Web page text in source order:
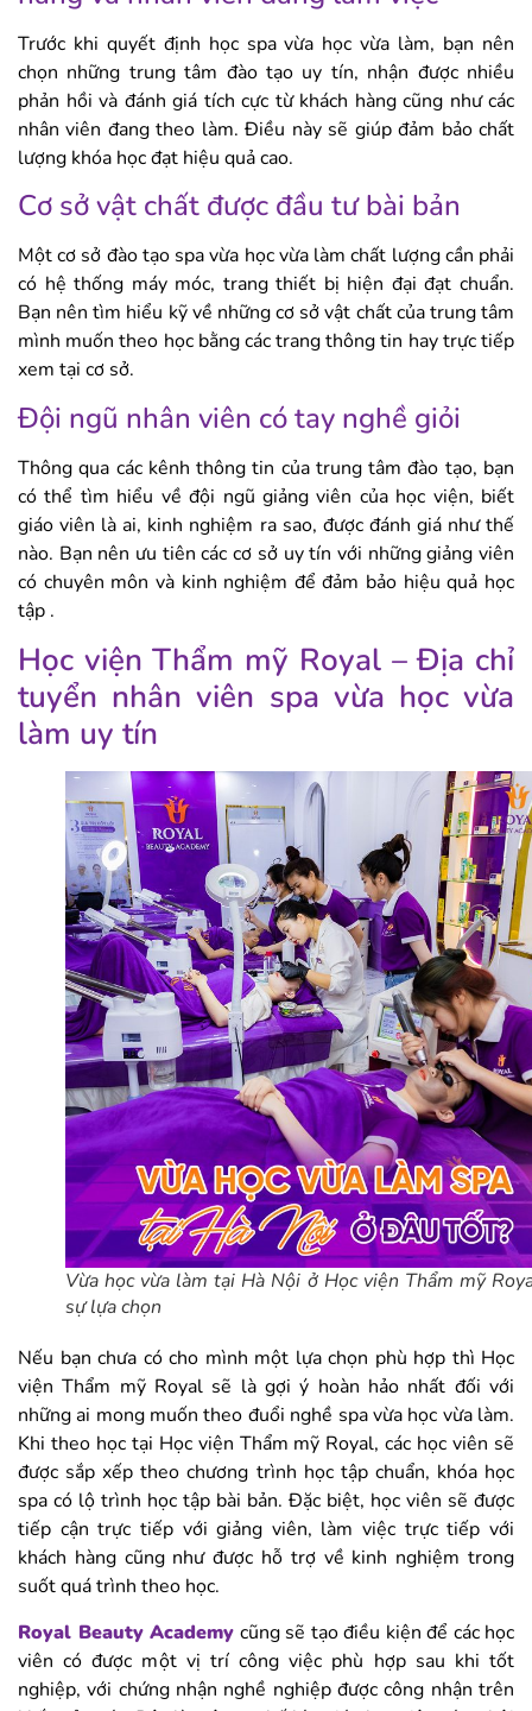
Trước khi quyết định học spa vừa học vừa làm, bạn nên
chọn những trung tâm đào tạo uy tín, nhận được nhiều
phản hồi và đánh giá tích cực từ khách hàng cũng như các
nhân viên đang theo làm. Điều này sẽ giúp đảm bảo chất
lượng khóa học đạt hiệu quả cao.
Cơ sở vật chất được đầu tư bài bản
Một cơ sở đào tạo spa vừa học vừa làm chất lượng cần phải
có hệ thống máy móc, trang thiết bị hiện đại đạt chuẩn.
Bạn nên tìm hiểu kỹ về những cơ sở vật chất của trung tâm
mình muốn theo học bằng các trang thông tin hay trực tiếp
xem tại cơ sở.
Đội ngũ nhân viên có tay nghề giỏi
Thông qua các kênh thông tin của trung tâm đào tạo, bạn
có thể tìm hiểu về đội ngũ giảng viên của học viện, biết
giáo viên là ai, kinh nghiệm ra sao, được đánh giá như thế
nào. Bạn nên ưu tiên các cơ sở uy tín với những giảng viên
có chuyên môn và kinh nghiệm để đảm bảo hiệu quả học
tập .
Học viện Thẩm mỹ Royal – Địa chỉ
tuyển nhân viên spa vừa học vừa
làm uy tín
Vừa học vừa làm tại Hà Nội ở Học viện Thẩm mỹ
sự lựa chọn
Nếu bạn chưa có cho mình một lựa chọn phù hợp thì Học
viện Thẩm mỹ Royal sẽ là gợi ý hoàn hảo nhất đối với
những ai mong muốn theo đuổi nghề spa vừa học vừa làm.
Khi theo học tại Học viện Thẩm mỹ Royal, các học viên sẽ
được sắp xếp theo chương trình học tập chuẩn, khóa học
spa có lộ trình học tập bài bản. Đặc biệt, học viên sẽ được
tiếp cận trực tiếp với giảng viên, làm việc trực tiếp với
khách hàng cũng như được hỗ trợ về kinh nghiệm trong
suốt quá trình theo học.
Royal Beauty Academy cũng sẽ tạo điều kiện để các học
viên có được một vị trí công việc phù hợp sau khi tốt
nghiệp, với chứng nhận nghề nghiệp được công nhận trên